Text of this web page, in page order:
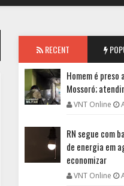
RECENT
Homem é preso
Mossoró;
VNT Online
RN segue com
de energia em
economizar
VNT Online